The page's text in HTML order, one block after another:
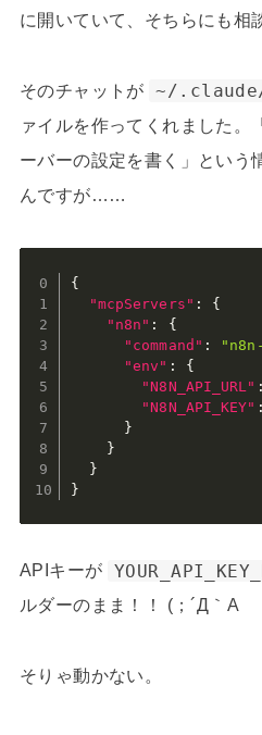
に開いていて、そちらにも相
そのチャットが ~/
ァイルを作ってくれました。
ーバーの設定を書く」という
んですが……
{
"mcpServers" :
{
"n8n" :
{
"command" :
"env" :
{
"N8N_API_URL" :
"N8N_API_KEY" :
}
}
}
}
APIキーが
ルダーのまま！！ (；´Д｀A
そりゃ動かない。